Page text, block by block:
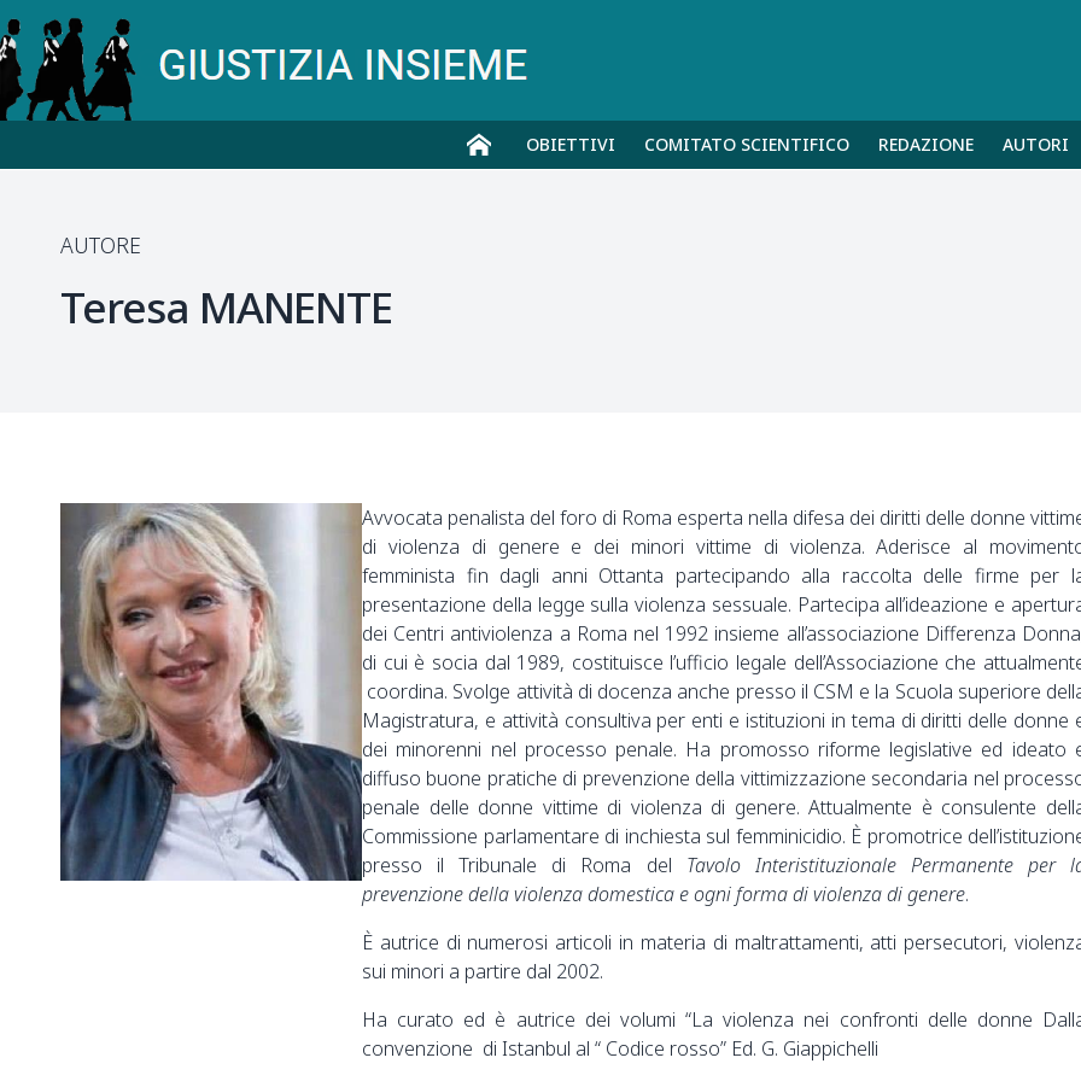
OBIETTIVI COMITATO SCIENTIFICO REDAZIONE AUTORI
AUTORE
Teresa MANENTE
Avvocata penalista del foro di Roma esperta nella difesa dei diritti delle donne
di violenza di genere e dei minori vittime di violenza. Aderisce al
femminista fin dagli anni Ottanta partecipando alla raccolta delle firme per
presentazione della legge sulla violenza sessuale. Partecipa all’ideazione e
dei Centri antiviolenza a Roma nel 1992 insieme all’associazione Differenza
di cui è socia dal 1989, costituisce l’ufficio legale dell’Associazione che
coordina. Svolge attività di docenza anche presso il CSM e la Scuola superiore
Magistratura, e attività consultiva per enti e istituzioni in tema di diritti delle donne
dei minorenni nel processo penale. Ha promosso riforme legislative ed ideato
diffuso buone pratiche di prevenzione della vittimizzazione secondaria nel
penale delle donne vittime di violenza di genere. Attualmente è consulente
Commissione parlamentare di inchiesta sul femminicidio. È promotrice
presso il Tribunale di Roma del Tavolo Interistituzionale Permanente per
prevenzione della violenza domestica e ogni forma di violenza di genere.
È autrice di numerosi articoli in materia di maltrattamenti, atti persecutori,
sui minori a partire dal 2002.
Ha curato ed è autrice dei volumi “La violenza nei confronti delle donne
convenzione di Istanbul al “ Codice rosso” Ed. G. Giappichelli